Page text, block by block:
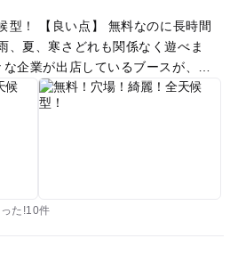
に長時間
、夏、寒さどれも関係なく遊べま
企業が出店しているブースが、綺
スポットでした！ 週末に行きました
と遊べました！ 【悪い点】
た!10件